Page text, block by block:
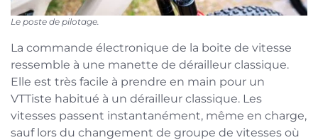
Le poste de pilotage.
La commande électronique de la boite de vitesse
ressemble à une manette de dérailleur classique.
Elle est très facile à prendre en main pour un
VTTiste habitué à un dérailleur classique. Les
vitesses passent instantanément, même en charge,
sauf lors du changement de groupe de vitesses où